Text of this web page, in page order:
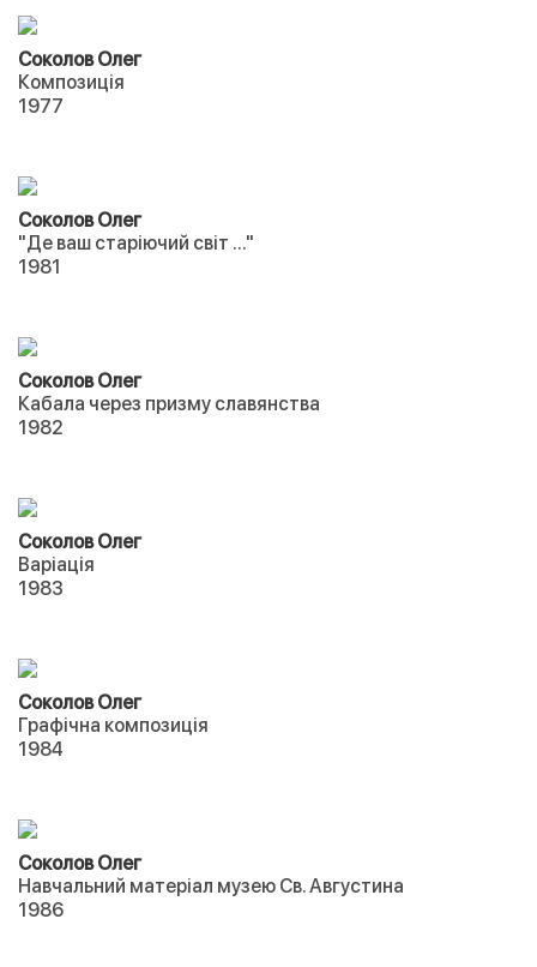
Соколов Олег
Композиція
1977
Соколов Олег
"Де ваш старіючий світ ..."
1981
Соколов Олег
Кабала через призму славянства
1982
Соколов Олег
Варіація
1983
Соколов Олег
Графічна композиція
1984
Соколов Олег
Навчальний матеріал музею Св. Августина
1986